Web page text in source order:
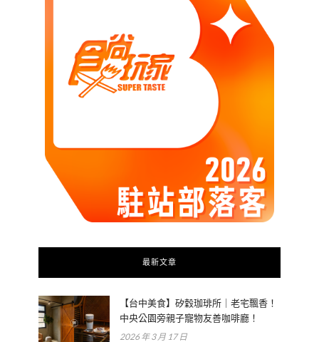
最新文章
【台中美食】矽穀珈琲所｜老宅飄香！
中央公園旁親子寵物友善咖啡廳！
2026 年 3 月 17 日